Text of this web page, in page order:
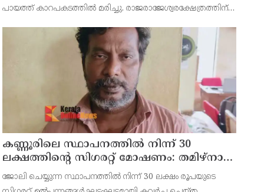
പായത്ത് കാറപകടത്തില്‍ മരിച്ചു. രാജരാജേശ്വരക്ഷേത്രത്തിന്
എം.കെ.കേശവനാ(74)ണ് മരിച്ചത്.
കണ്ണൂരിലെ സ്ഥാപനത്തിൽ നിന്ന് 30
ലക്ഷത്തിന്റെ സിഗരറ്റ് മോഷണം: തമിഴ്‌നാട്
സ്വദേശിയായ സെയിൽസ്മാൻ
തെങ്കാശിയിൽ പിടിയിൽ
ജോലി ചെയ്യുന്ന സ്ഥാപനത്തിൽ നിന്ന് 30 ലക്ഷം രൂപയുടെ